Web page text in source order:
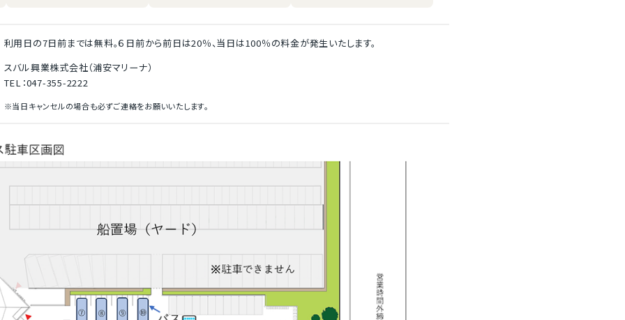
利用日の7日前までは無料。６日前から前日は20％、当日は100％の料金が発生いたします。
スバル興業株式会社（浦安マリーナ）
TEL：047-355-2222
※当日キャンセルの場合も必ずご連絡をお願いいたします。